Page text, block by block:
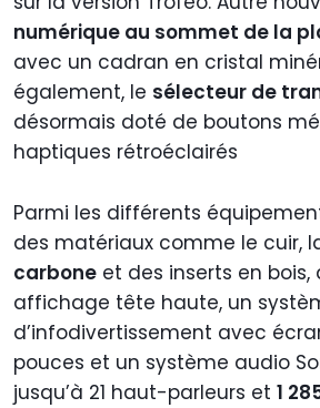
numérique au sommet de la
avec un cadran en cristal
également, le sélecteur de
désormais doté de boutons
haptiques rétroéclairés
Parmi les différents
des matériaux comme le cuir,
carbone et des inserts en bois,
affichage tête haute, un
d’infodivertissement avec
pouces et un système audio
jusqu’à 21 haut-parleurs et 1